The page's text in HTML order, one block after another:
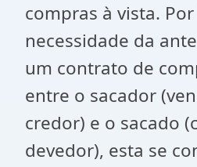
compras à vista.
necessidade da
um contrato de
entre o sacador
credor) e o sacado
devedor), esta se